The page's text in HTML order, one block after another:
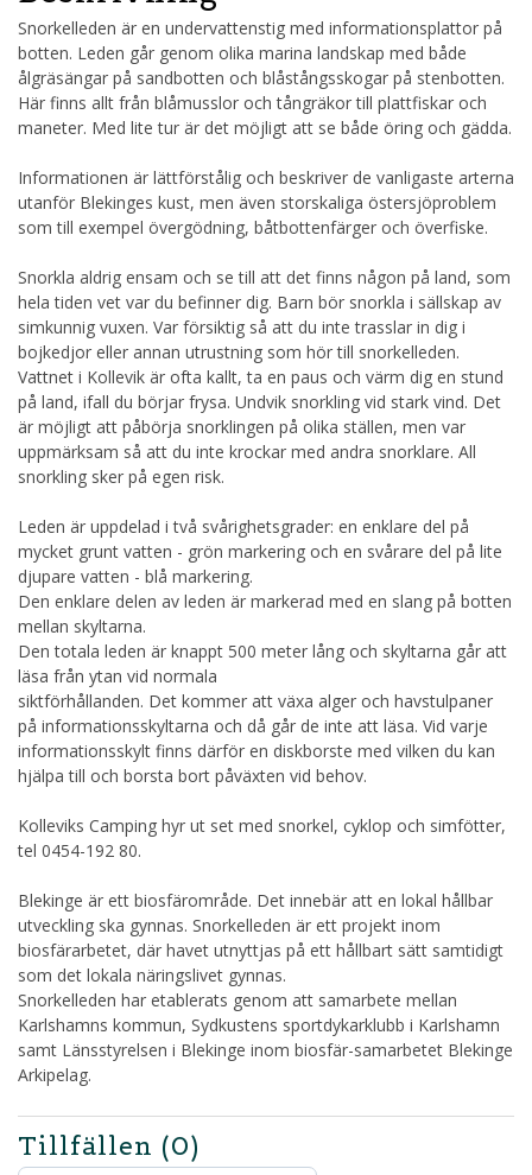
Snorkelleden är en undervattenstig med informationsplattor på
botten. Leden går genom olika marina landskap med både
ålgräsängar på sandbotten och blåstångsskogar på stenbotten.
Här finns allt från blåmusslor och tångräkor till plattfiskar och
maneter. Med lite tur är det möjligt att se både öring och gädda.
Informationen är lättförstålig och beskriver de vanligaste arterna
utanför Blekinges kust, men även storskaliga östersjöproblem
som till exempel övergödning, båtbottenfärger och överfiske.
Snorkla aldrig ensam och se till att det finns någon på land, som
hela tiden vet var du befinner dig. Barn bör snorkla i sällskap av
simkunnig vuxen. Var försiktig så att du inte trasslar in dig i
bojkedjor eller annan utrustning som hör till snorkelleden.
Vattnet i Kollevik är ofta kallt, ta en paus och värm dig en stund
på land, ifall du börjar frysa. Undvik snorkling vid stark vind. Det
är möjligt att påbörja snorklingen på olika ställen, men var
uppmärksam så att du inte krockar med andra snorklare. All
snorkling sker på egen risk.
Leden är uppdelad i två svårighetsgrader: en enklare del på
mycket grunt vatten - grön markering och en svårare del på lite
djupare vatten - blå markering.
Den enklare delen av leden är markerad med en slang på botten
mellan skyltarna.
Den totala leden är knappt 500 meter lång och skyltarna går att
läsa från ytan vid normala
siktförhållanden. Det kommer att växa alger och havstulpaner
på informationsskyltarna och då går de inte att läsa. Vid varje
informationsskylt finns därför en diskborste med vilken du kan
hjälpa till och borsta bort påväxten vid behov.
Kolleviks Camping hyr ut set med snorkel, cyklop och simfötter,
tel 0454-192 80.
Blekinge är ett biosfärområde. Det innebär att en lokal hållbar
utveckling ska gynnas. Snorkelleden är ett projekt inom
biosfärarbetet, där havet utnyttjas på ett hållbart sätt samtidigt
som det lokala näringslivet gynnas.
Snorkelleden har etablerats genom att samarbete mellan
Karlshamns kommun, Sydkustens sportdykarklubb i Karlshamn
samt Länsstyrelsen i Blekinge inom biosfär-samarbetet Blekinge
Arkipelag.
Tillfällen (0)